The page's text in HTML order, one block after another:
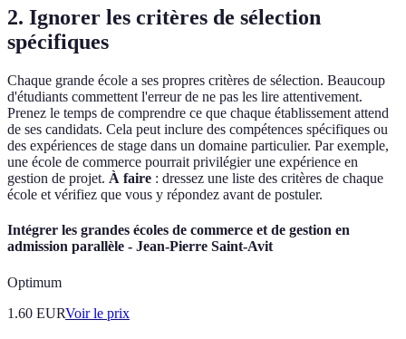
2. Ignorer les critères de sélection
spécifiques
Chaque grande école a ses propres critères de sélection. Beaucoup
d'étudiants commettent l'erreur de ne pas les lire attentivement.
Prenez le temps de comprendre ce que chaque établissement attend
de ses candidats. Cela peut inclure des compétences spécifiques ou
des expériences de stage dans un domaine particulier. Par exemple,
une école de commerce pourrait privilégier une expérience en
gestion de projet. À faire : dressez une liste des critères de chaque
école et vérifiez que vous y répondez avant de postuler.
Intégrer les grandes écoles de commerce et de gestion en
admission parallèle - Jean-Pierre Saint-Avit
Optimum
1.60 EURVoir le prix